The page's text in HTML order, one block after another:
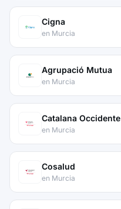
Cigna
en Murcia
Agrupació Mutua
en Murcia
Catalana Occidente
en Murcia
Cosalud
en Murcia